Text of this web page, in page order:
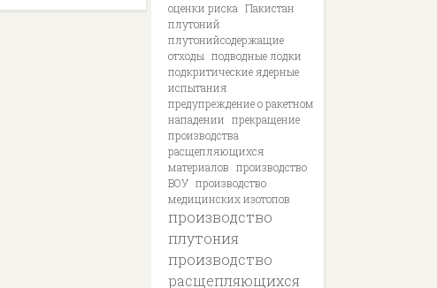
оценки риска Пакистан
плутоний
плутонийсодержащие
отходы подводные лодки
подкритические ядерные
испытания
предупреждение о ракетном
нападении прекращение
производства
расщепляющихся
материалов производство
ВОУ производство
медицинских изотопов
производство
плутония
производство
расщепляющихся